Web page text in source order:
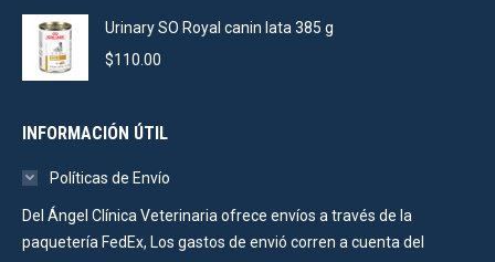
Urinary SO Royal canin lata 385 g
$110.00
INFORMACIÓN ÚTIL
Políticas de Envío
Del Ángel Clínica Veterinaria ofrece envíos a través de la
paquetería FedEx, Los gastos de envió corren a cuenta del